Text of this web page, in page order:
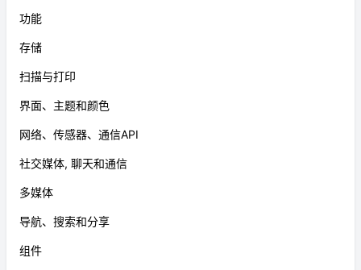
功能
存储
扫描与打印
界面、主题和颜色
网络、传感器、通信API
社交媒体, 聊天和通信
多媒体
导航、搜索和分享
组件